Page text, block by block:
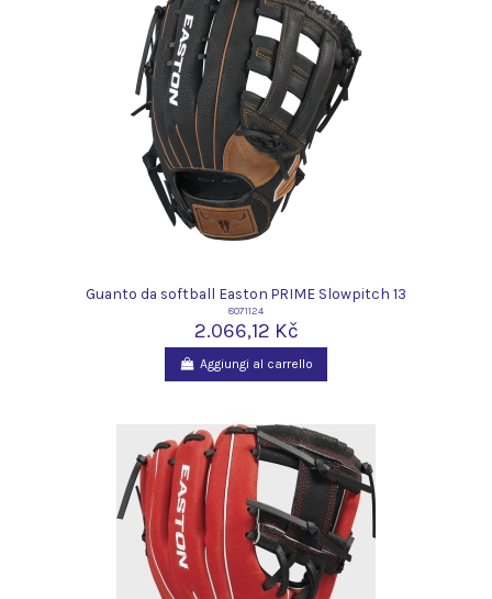
Guanto da softball Easton PRIME Slowpitch 13
8071124
2.066,12 Kč
Aggiungi al carrello